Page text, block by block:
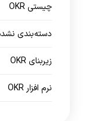
چیستی OKR
دسته‌بندی
زیربنای OKR
نرم افزار OKR